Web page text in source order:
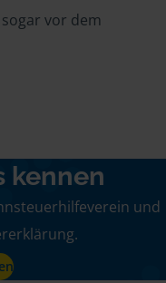
vor dem
kennen
und